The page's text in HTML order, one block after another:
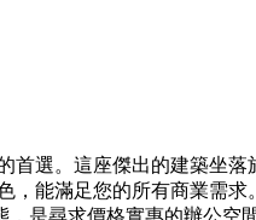
選。這座傑出的建築坐
，能滿足您的所有商業需
是尋求價格實惠的辦公